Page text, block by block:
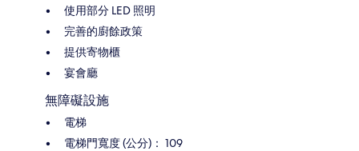
使用部分 LED 照明
完善的廚餘政策
提供寄物櫃
宴會廳
無障礙設施
電梯
電梯門寬度 (公分)： 109